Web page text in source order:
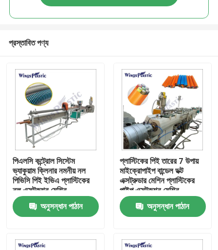
প্রস্তাবিত পণ্য
পিএলসি কন্ট্রোল সিস্টেম
ভ্যাকুয়াম ক্লিনার নমনীয় নল
পিভিসি পিই ইভিএ প্লাস্টিকের
নল এক্সট্রুশন মেশিন
অনুসন্ধান পাঠান
প্লাস্টিকের পিই তারের 7 উপায়
মাইক্রোপাইপ বান্ডেল ডক্ট
এক্সট্রুডার মেশিন প্লাস্টিকের
পাইপ এক্সট্রুশন মেশিন
অনুসন্ধান পাঠান